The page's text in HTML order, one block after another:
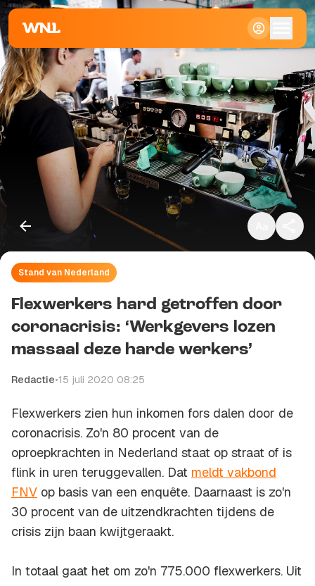
Klein
Standaard
Groot
Stand van Nederland
Flexwerkers hard getroffen door
coronacrisis: ‘Werkgevers lozen
massaal deze harde werkers’
Redactie•15 juli 2020 08:25
Flexwerkers zien hun inkomen fors dalen door de
coronacrisis. Zo'n 80 procent van de
oproepkrachten in Nederland staat op straat of is
flink in uren teruggevallen. Dat meldt vakbond
FNV op basis van een enquête. Daarnaast is zo'n
30 procent van de uitzendkrachten tijdens de
crisis zijn baan kwijtgeraakt.
In totaal gaat het om zo'n 775.000 flexwerkers. Uit